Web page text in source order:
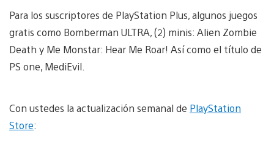
Para los suscriptores de PlayStation Plus, algunos juegos
gratis como Bomberman ULTRA, (2) minis: Alien Zombie
Death y Me Monstar: Hear Me Roar! Así como el título de
PS one, MediEvil.
Con ustedes la actualización semanal de PlayStation
Store: